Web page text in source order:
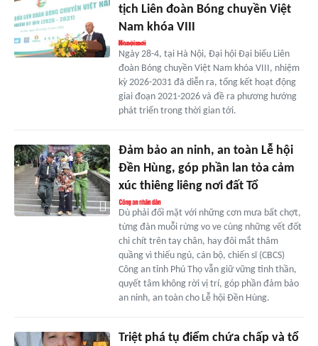
tịch Liên đoàn Bóng chuyền Việt
Nam khóa VIII
Ngày 28-4, tại Hà Nội, Đại hội Đại biểu Liên
đoàn Bóng chuyền Việt Nam khóa VIII, nhiệm
kỳ 2026-2031 đã diễn ra, tổng kết hoạt động
giai đoạn 2021-2026 và đề ra phương hướng
phát triển trong thời gian tới.
Đảm bảo an ninh, an toàn Lễ hội
Đền Hùng, góp phần lan tỏa cảm
xúc thiêng liêng nơi đất Tổ
Dù phải đối mặt với những cơn mưa bất chợt,
từng đàn muỗi rừng vo ve cùng những vết đốt
chi chít trên tay chân, hay đôi mắt thâm
quầng vì thiếu ngủ, cán bộ, chiến sĩ (CBCS)
Công an tỉnh Phú Thọ vẫn giữ vững tinh thần,
quyết tâm không rời vị trí, góp phần đảm bảo
an ninh, an toàn cho Lễ hội Đền Hùng.
Triệt phá tụ điểm chứa chấp và tổ